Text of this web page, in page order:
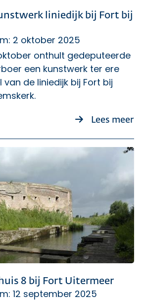
liniedijk bij Fort bij
2 oktober 2025
onthult gedeputeerde
een kunstwerk ter ere
de liniedijk bij Fort bij
Lees meer
8 bij Fort Uitermeer
12 september 2025